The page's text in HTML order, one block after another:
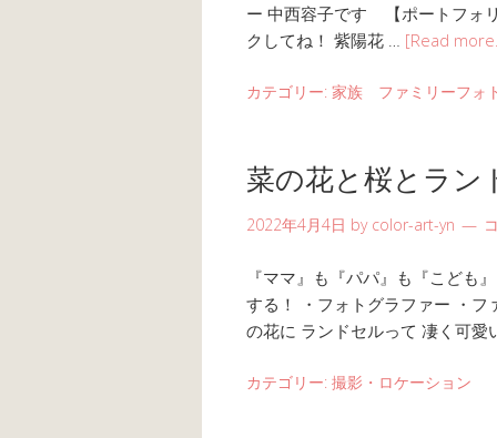
ー 中西容子です 【ポートフォ
クしてね！ 紫陽花 … [Read
カテゴリー: 家族 ファミリーフォ
菜の花と桜とラン
2022年4月4日 by color-art-yn
『ママ』も『パパ』も『こども
する！ ・フォトグラファー ・
の花に ランドセルって 凄く可
カテゴリー: 撮影・ロケーション